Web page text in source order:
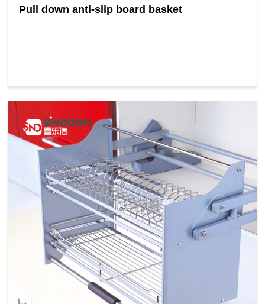
Pull down anti-slip board basket